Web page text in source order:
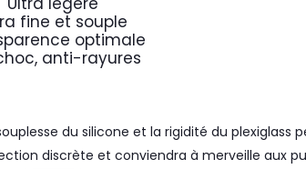
fine et souple
optimale
anti-rayures
du silicone et la rigidité du
discrète et conviendra à merveille aux